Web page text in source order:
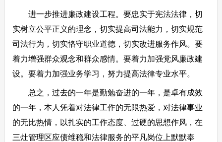
进一步推进廉政建设工程。要忠实于宪法法律，切
实树立公平正义的理念，切实提高司法能力，切实规范
司法行为，切实恪守职业道德，切实改进服务作风。要
着力增强群众观念和群众感情。要着力加强党风廉政建
设。要着力加强业务学习，努力提高法律专业水平。
总之，过去的一年是勤勉奋进的一年，是卓有成效
的一年，本人凭着对法律工作的无限热爱，对法律事业
的无比热情，以扎实的工作态度、过硬的思想作风，在
三灶管理区应债维稳和法律服务的平凡岗位上默默奉